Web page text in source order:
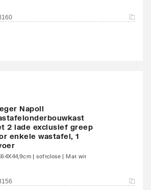
Napoli
2 lade exclusief greep
enkele wastafel, 1
| softclose | Mat wit